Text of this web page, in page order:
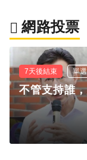
網路投票
7天後結束 單選
不管支持誰